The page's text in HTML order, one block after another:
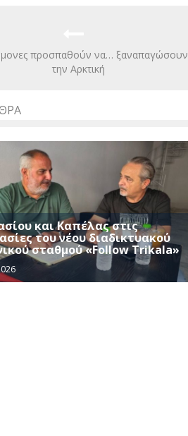
προσπαθούν να… ξαναπαγώσουν
την Αρκτική
και Καπέλας στις
του νέου διαδικτυακού
σταθμού «Follow Trikala»